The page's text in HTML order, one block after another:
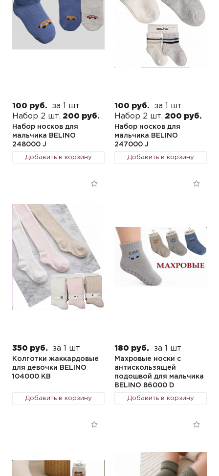
100 руб.
за 1 шт
Набор 2 шт. 200 руб.
Набор носков для
мальчика BELINO
248000 J
Добавить в корзину
100 руб.
за 1 шт
Набор 2 шт. 200 руб.
Набор носков для
мальчика BELINO
247000 J
Добавить в корзину
350 руб. за 1 шт
Колготки жаккардовые
для девочки BELINO
104000 KB
Добавить в корзину
180 руб. за 1 шт
Махровые носки с
антискользящей
подошвой для мальчика
BELINO 86000 D
Добавить в корзину